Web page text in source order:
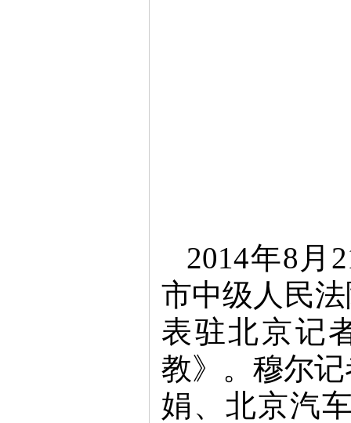
2014年8月
市中级人民
表驻北京记
教》。穆尔
娟、北京汽